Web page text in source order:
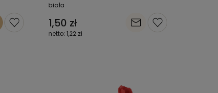
biała
1,50 zł
1,22 zł